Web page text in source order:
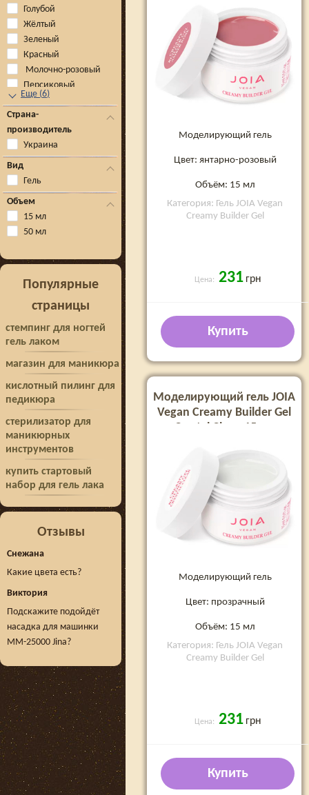
Голубой
Жёлтый
Зеленый
Красный
Молочно-розовый
Персиковый
Еще (6)
Страна-
производитель
Украина
Вид
Гель
Объем
15 мл
50 мл
Популярные
страницы
стемпинг для ногтей
гель лаком
магазин для маникюра
кислотный пилинг для
педикюра
стерилизатор для
маникюрных
инструментов
купить стартовый
набор для гель лака
Отзывы
Снежана
Какие цвета есть?
Виктория
Подскажите подойдёт
насадка для машинки
MM-25000 Jina?
Моделирующий гель
Цвет: янтарно-розовый
Объём: 15 мл
Категория: Гель JOIA Vegan
Creamy Builder Gel
Цена: 231 грн
Купить
Моделирующий гель JOIA
Vegan Creamy Builder Gel
Crystal Clear, 15 мл
Моделирующий гель
Цвет: прозрачный
Объём: 15 мл
Категория: Гель JOIA Vegan
Creamy Builder Gel
Цена: 231 грн
Купить